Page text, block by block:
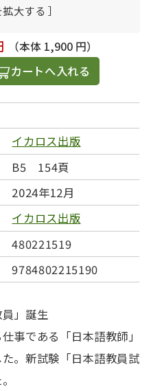
拡大する ］
（本体 1,900 円）
カートへ入れる
イカロス出版
B5 154頁
2024年12月
イカロス出版
480221519
9784802215190
」誕生
事である「日本語教師」
。新試験「日本語教員試